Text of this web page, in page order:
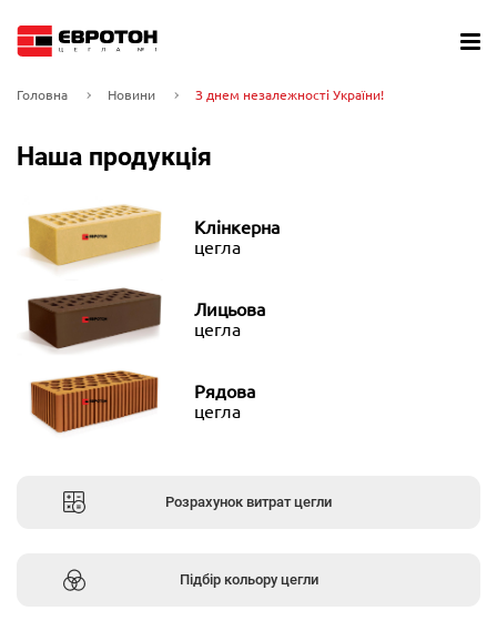
Головна Новини З днем незалежності України!
Наша продукція
Клінкерна
цегла
Лицьова
цегла
Рядова
цегла
Розрахунок витрат цегли
Підбір кольору цегли